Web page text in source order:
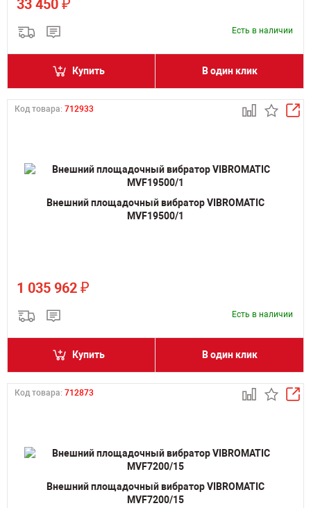
33 450 ₽
Есть в наличии
Купить В один клик
Код товара: 712933
Внешний площадочный вибратор VIBROMATIC
MVF19500/1
1 035 962 ₽
Есть в наличии
Купить В один клик
Код товара: 712873
Внешний площадочный вибратор VIBROMATIC
MVF7200/15